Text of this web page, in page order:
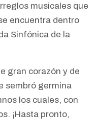
musicales que
encuentra dentro
Sinfónica de la
gran corazón y de
sembró germina
los cuales, con
¡Hasta pronto,